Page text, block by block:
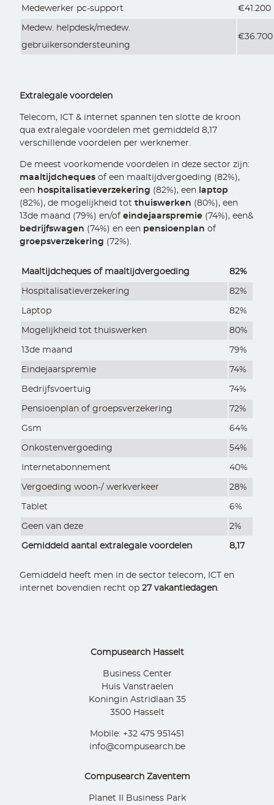
Medewerker pc-support €41.200
Medew. helpdesk/medew.
gebruikersondersteuning
€36.700
Extralegale voordelen
Telecom, ICT & internet spannen ten slotte de kroon
qua extralegale voordelen met gemiddeld 8,17
verschillende voordelen per werknemer.
De meest voorkomende voordelen in deze sector zijn:
maaltijdcheques of een maaltijdvergoeding (82%),
een hospitalisatieverzekering (82%), een laptop
(82%), de mogelijkheid totthuiswerken (80%), een
13de maand (79%) en/ofeindejaarspremie (74%), een&
bedrijfswagen (74%) en een pensioenplan of
groepsverzekering (72%).
Maaltijdcheques of maaltijdvergoeding 82%
Hospitalisatieverzekering 82%
Laptop 82%
Mogelijkheid tot thuiswerken 80%
13de maand 79%
Eindejaarspremie 74%
Bedrijfsvoertuig 74%
Pensioenplan of groepsverzekering 72%
Gsm 64%
Onkostenvergoeding 54%
Internetabonnement 40%
Vergoeding woon-/ werkverkeer 28%
Tablet 6%
Geen van deze 2%
Gemiddeld aantal extralegale voordelen 8,17
Gemiddeld heeft men in de sector telecom, ICT en
internet bovendien recht op27 vakantiedagen.
Compusearch Hasselt
Business Center
Huis Vanstraelen
Koningin Astridlaan 35
3500 Hasselt
Mobile: +32 475 951451
info@compusearch.be
Compusearch Zaventem
Planet II Business Park